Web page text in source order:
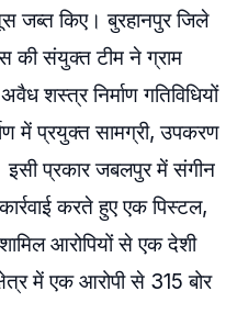
जब्‍त किए। बुरहानपुर जिले
की संयुक्त टीम ने ग्राम
शस्त्र निर्माण गतिविधियों
में प्रयुक्त सामग्री, उपकरण
इसी प्रकार जबलपुर में संगीन
करते हुए एक पिस्टल,
आरोपियों से एक देशी
में एक आरोपी से 315 बोर